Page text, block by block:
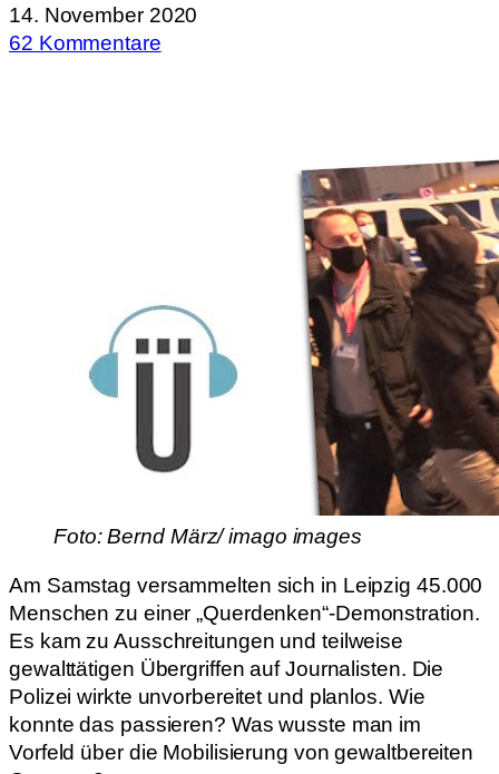
14. November 2020
62 Kommentare
Foto: Bernd März/ imago images
Am Samstag versammelten sich in Leipzig 45.000
Menschen zu einer „Querdenken“-Demonstration.
Es kam zu Ausschreitungen und teilweise
gewalttätigen Übergriffen auf Journalisten. Die
Polizei wirkte unvorbereitet und planlos. Wie
konnte das passieren? Was wusste man im
Vorfeld über die Mobilisierung von gewaltbereiten